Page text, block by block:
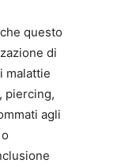
questo
di
malattie
piercing,
agli